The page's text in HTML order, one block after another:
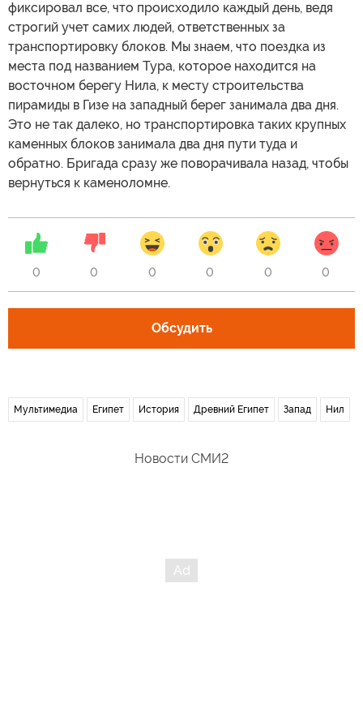
фиксировал все, что происходило каждый день, ведя
строгий учет самих людей, ответственных за
транспортировку блоков. Мы знаем, что поездка из
места под названием Тура, которое находится на
восточном берегу Нила, к месту строительства
пирамиды в Гизе на западный берег занимала два дня.
Это не так далеко, но транспортировка таких крупных
каменных блоков занимала два дня пути туда и
обратно. Бригада сразу же поворачивала назад, чтобы
вернуться к каменоломне.
0 0 0 0 0 0
Обсудить
Мультимедиа Египет История Древний Египет Запад Нил
Новости СМИ2